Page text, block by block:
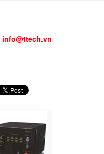
info@ttech.vn